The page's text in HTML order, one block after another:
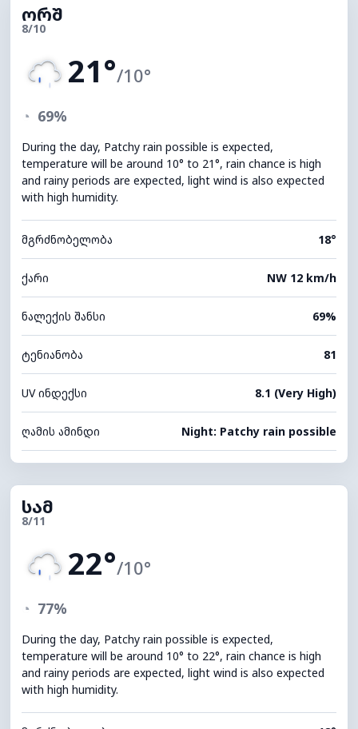
ორშ
8/10
21°/10°
◔ 69%
During the day, Patchy rain possible is expected,
temperature will be around 10° to 21°, rain chance is high
and rainy periods are expected, light wind is also expected
with high humidity.
მგრძნობელობა 18°
ქარი NW 12 km/h
ნალექის შანსი 69%
ტენიანობა 81
UV ინდექსი 8.1 (Very High)
ღამის ამინდი Night: Patchy rain possible
სამ
8/11
22°/10°
◔ 77%
During the day, Patchy rain possible is expected,
temperature will be around 10° to 22°, rain chance is high
and rainy periods are expected, light wind is also expected
with high humidity.